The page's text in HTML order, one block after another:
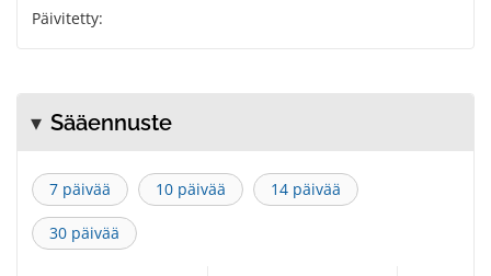
Päivitetty:
Sääennuste
7 päivää 10 päivää 14 päivää
30 päivää